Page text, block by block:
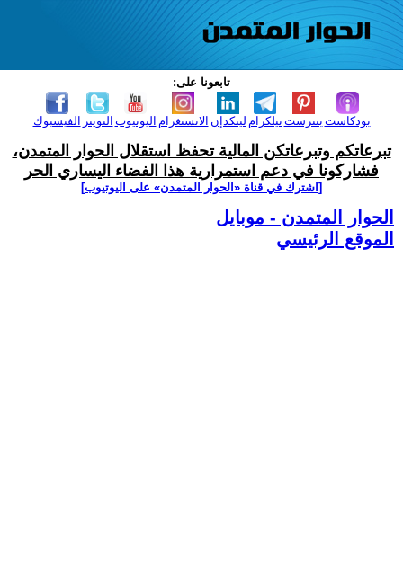
تابعونا على:
الفيسبوك التويتر اليوتيوب الانستغرام لينكدإن تيلكرامبنترست بودكاست
تبرعاتكم وتبرعاتكن المالية تحفظ استقلال الحوار المتمدن،
فشاركونا في دعم استمرارية هذا الفضاء اليساري الحر
[اشترك في قناة ‫«الحوار المتمدن» على اليوتيوب]
الحوار المتمدن - موبايل
الموقع الرئيسي